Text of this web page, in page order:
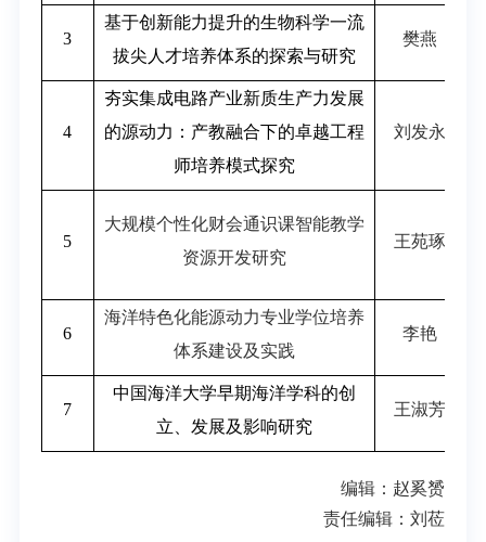
3
基于创新能力提升的生物科学一流
拔尖人才培养体系的探索与研究
樊燕
4
夯实集成电路产业新质生产力发展
的源动力：产教融合下的卓越工程
师培养模式探究
刘发永
5
大规模个性化财会通识课智能教学
资源开发研究
王苑琢
6
海洋特色化能源动力专业学位培养
体系建设及实践
李艳
7
中国海洋大学早期海洋学科的创
立、发展及影响研究
王淑芳
编辑：赵奚赟
责任编辑：刘莅